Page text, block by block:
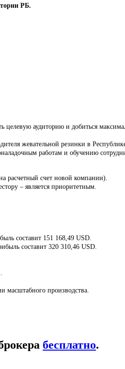
РБ.
целевую аудиторию и добиться
жевательной резинки в
работам и обучению
расчетный счет новой компании).
– является приоритетным.
составит 151 168,49 USD.
составит 320 310,46 USD.
масштабного производства.
бесплатно.